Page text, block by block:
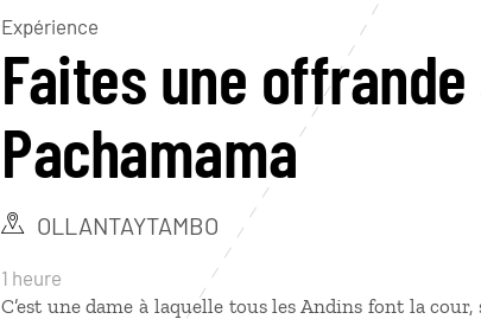
Expérience
Faites une
Pachamama
OLLANTAYTAMBO
1 heure
C’est une dame à laquelle tous les Andins font la